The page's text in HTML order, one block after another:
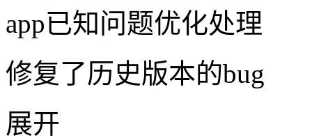
app已知问题优化处理
修复了历史版本的bug
展开